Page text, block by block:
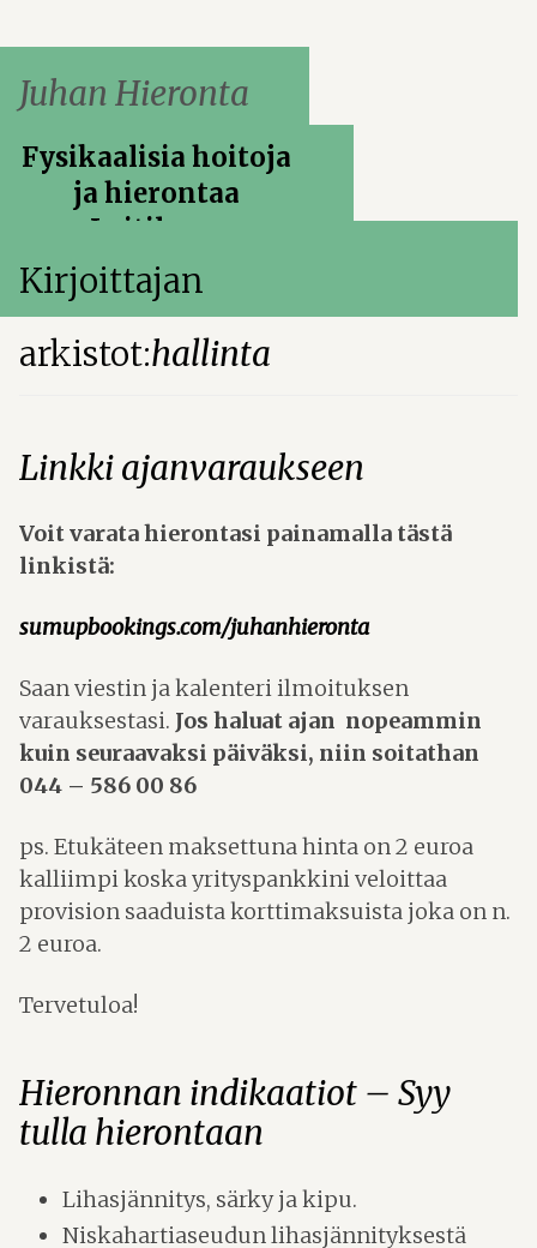
Juhan Hieronta
Fysikaalisia hoitoja
ja hierontaa
Laitilassa
Kirjoittajan
arkistot:hallinta
Linkki ajanvaraukseen
Voit varata hierontasi painamalla tästä
linkistä:
sumupbookings.com/juhanhieronta
Saan viestin ja kalenteri ilmoituksen
varauksestasi. Jos haluat ajan nopeammin
kuin seuraavaksi päiväksi, niin soitathan
044 – 586 00 86
ps. Etukäteen maksettuna hinta on 2 euroa
kalliimpi koska yrityspankkini veloittaa
provision saaduista korttimaksuista joka on n.
2 euroa.
Tervetuloa!
Hieronnan indikaatiot – Syy
tulla hierontaan
Lihasjännitys, särky ja kipu.
Niskahartiaseudun lihasjännityksestä